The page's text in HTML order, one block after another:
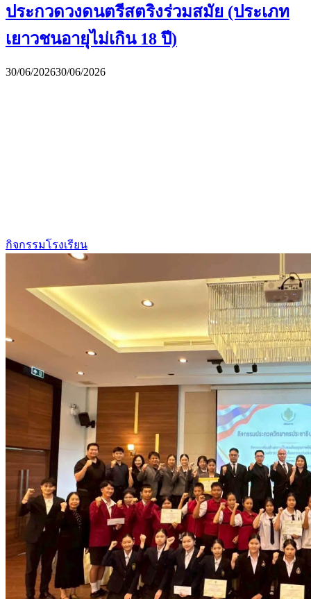
ประกวดวงดนตรีสตริงร่วมสมัย (ประเภท
เยาวชนอายุไม่เกิน 18 ปี)
30/06/202630/06/2026
กิจกรรมโรงเรียน